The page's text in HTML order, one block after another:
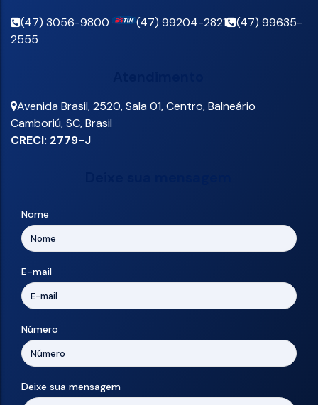
(47) 3056-9800 (47) 99204-2821
(47) 99635-
2555
Avenida Brasil,2520,Sala 01,Centro,Balneário
Camboriú,SC,Brasil
CRECI: 2779-J
Nome
E-mail
Número
Deixe sua mensagem